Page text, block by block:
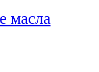
масла